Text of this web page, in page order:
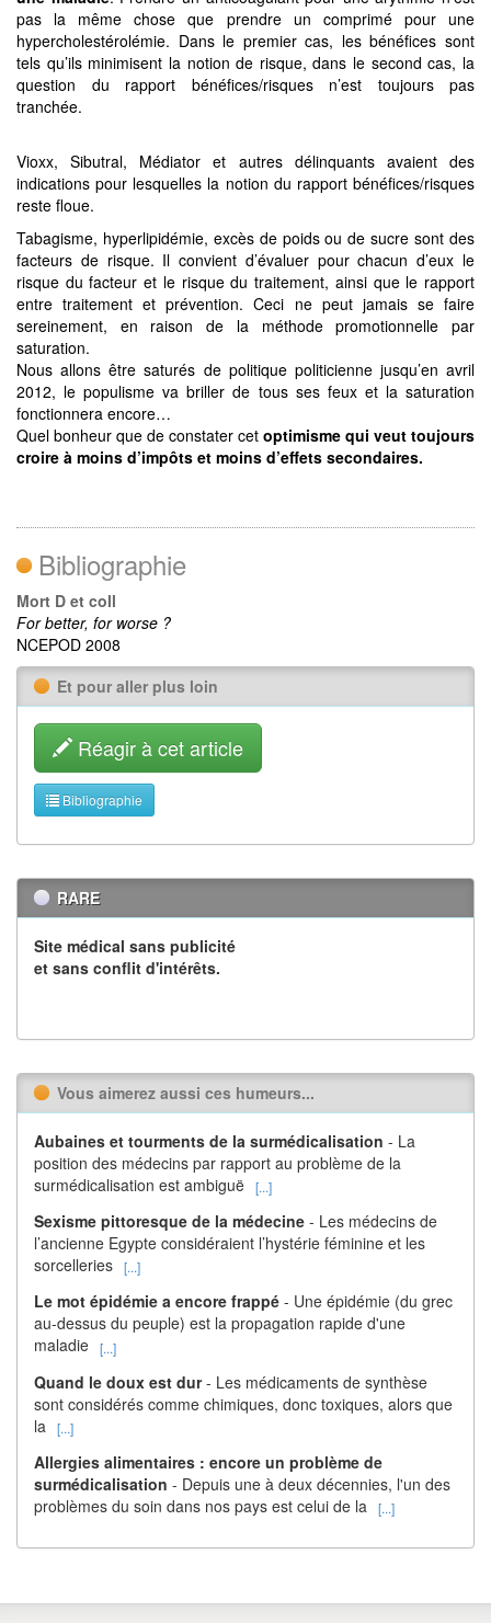
pas la même chose que prendre un comprimé pour une
hypercholestérolémie. Dans le premier cas, les bénéfices sont
tels qu’ils minimisent la notion de risque, dans le second cas, la
question du rapport bénéfices/risques n’est toujours pas
tranchée.
Vioxx, Sibutral, Médiator et autres délinquants avaient des
indications pour lesquelles la notion du rapport bénéfices/risques
reste floue.
Tabagisme, hyperlipidémie, excès de poids ou de sucre sont des
facteurs de risque. Il convient d’évaluer pour chacun d’eux le
risque du facteur et le risque du traitement, ainsi que le rapport
entre traitement et prévention. Ceci ne peut jamais se faire
sereinement, en raison de la méthode promotionnelle par
saturation.
Nous allons être saturés de politique politicienne jusqu’en avril
2012, le populisme va briller de tous ses feux et la saturation
fonctionnera encore…
Quel bonheur que de constater cet optimisme qui veut toujours
croire à moins d’impôts et moins d’effets secondaires.
Bibliographie
Mort D et coll
For better, for worse ?
NCEPOD 2008
Et pour aller plus loin
Réagir à cet article
Bibliographie
RARE
Site médical sans publicité
et sans conflit d'intérêts.
Vous aimerez aussi ces humeurs...
Aubaines et tourments de la surmédicalisation - La
position des médecins par rapport au problème de la
surmédicalisation est ambiguë [...]
Sexisme pittoresque de la médecine - Les médecins de
l’ancienne Egypte considéraient l’hystérie féminine et les
sorcelleries [...]
Le mot épidémie a encore frappé - Une épidémie (du grec
au-dessus du peuple) est la propagation rapide d'une
maladie [...]
Quand le doux est dur- Les médicaments de synthèse
sont considérés comme chimiques, donc toxiques, alors que
la
[...]
Allergies alimentaires : encore un problème de
surmédicalisation - Depuis une à deux décennies, l'un des
problèmes du soin dans nos pays est celui de la [...]